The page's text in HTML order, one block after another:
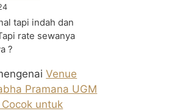
tapi indah dan
rate sewanya
?
Venue
Pramana UGM
Cocok untuk